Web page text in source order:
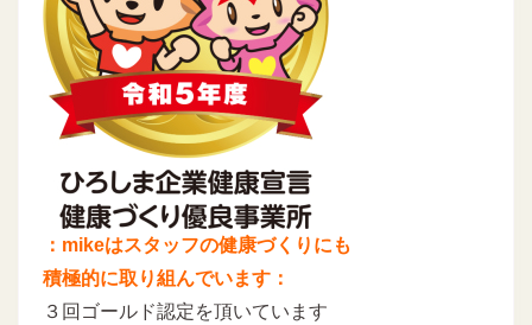
：mikeはスタッフの健康づくりにも
積極的に取り組んでいます：
３回ゴールド認定を頂いています